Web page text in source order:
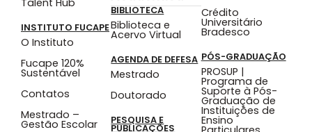
INSTITUTO FUCAPE
O Instituto
Fucape 120%
Sustentável
Contatos
Mestrado –
Gestão Escolar
BIBLIOTECA
Biblioteca e
Acervo Virtual
AGENDA DE DEFESA
Mestrado
Doutorado
PESQUISA E
PUBLICAÇÕES
Crédito
Universitário
Bradesco
PÓS-GRADUAÇÃO
PROSUP |
Programa de
Suporte à Pós-
Graduação de
Instituições de
Ensino